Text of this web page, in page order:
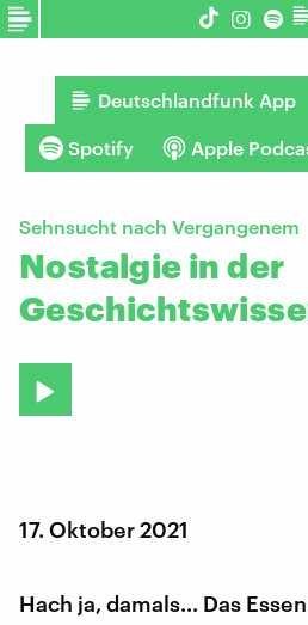
Deutschlandfunk App
Spotify Apple
Sehnsucht nach Vergangenem
Nostalgie in der
17. Oktober 2021
Hach ja, damals... Das